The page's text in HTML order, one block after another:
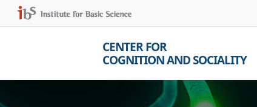
CENTER FOR
COGNITION AND SOCIALITY